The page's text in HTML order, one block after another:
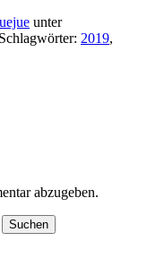
unter
2019,
abzugeben.